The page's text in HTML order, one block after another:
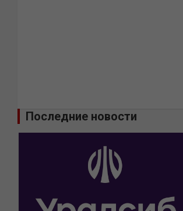
Последние новости